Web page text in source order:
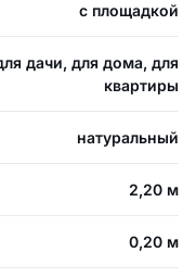
с площадкой
дачи, для дома, для
квартиры
натуральный
2,20 м
0,20 м